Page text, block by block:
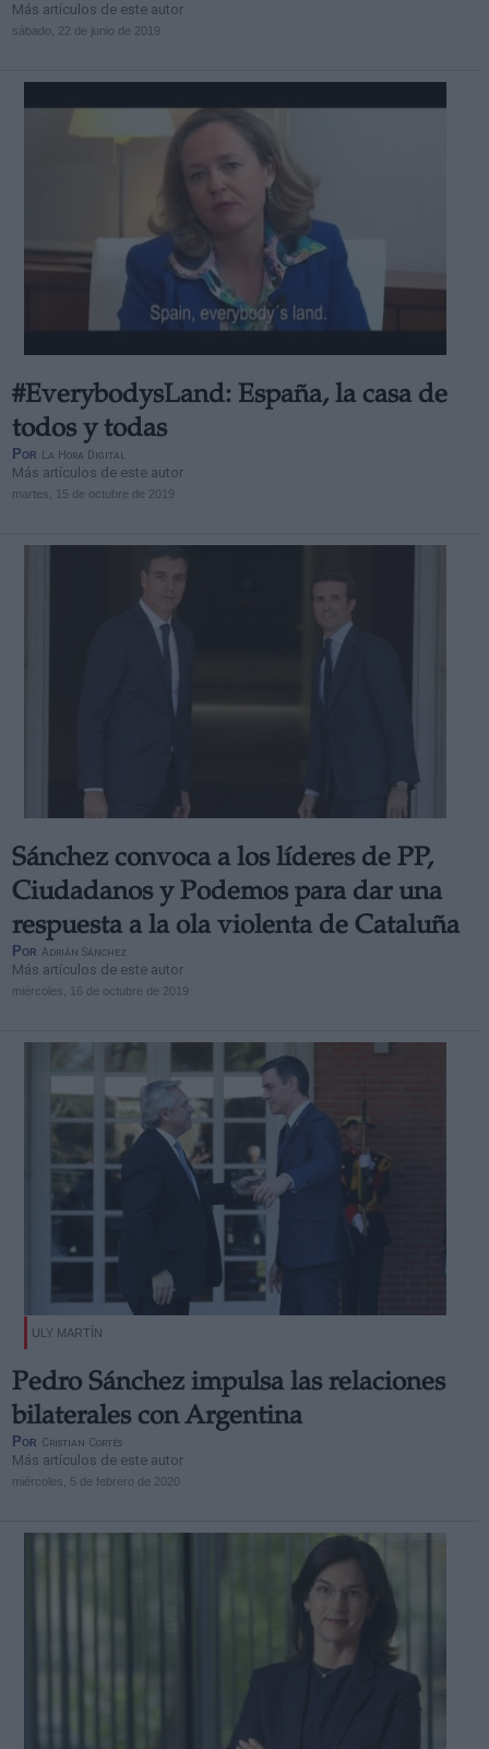
Más artículos de este autor
sábado, 22 de junio de 2019
#EverybodysLand: España, la casa de
todos y todas
Por La Hora Digital
Más artículos de este autor
martes, 15 de octubre de 2019
Sánchez convoca a los líderes de PP,
Ciudadanos y Podemos para dar una
respuesta a la ola violenta de Cataluña
Por Adrián Sánchez
Más artículos de este autor
miércoles, 16 de octubre de 2019
ULY MARTÍN
Pedro Sánchez impulsa las relaciones
bilaterales con Argentina
Por Cristian Cortés
Más artículos de este autor
miércoles, 5 de febrero de 2020